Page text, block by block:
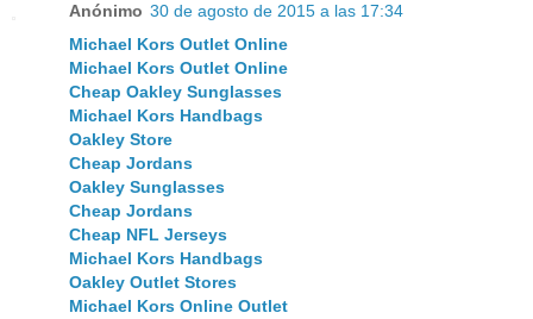
Anónimo 30 de agosto de 2015 a las 17:34
Michael Kors Outlet Online
Michael Kors Outlet Online
Cheap Oakley Sunglasses
Michael Kors Handbags
Oakley Store
Cheap Jordans
Oakley Sunglasses
Cheap Jordans
Cheap NFL Jerseys
Michael Kors Handbags
Oakley Outlet Stores
Michael Kors Online Outlet